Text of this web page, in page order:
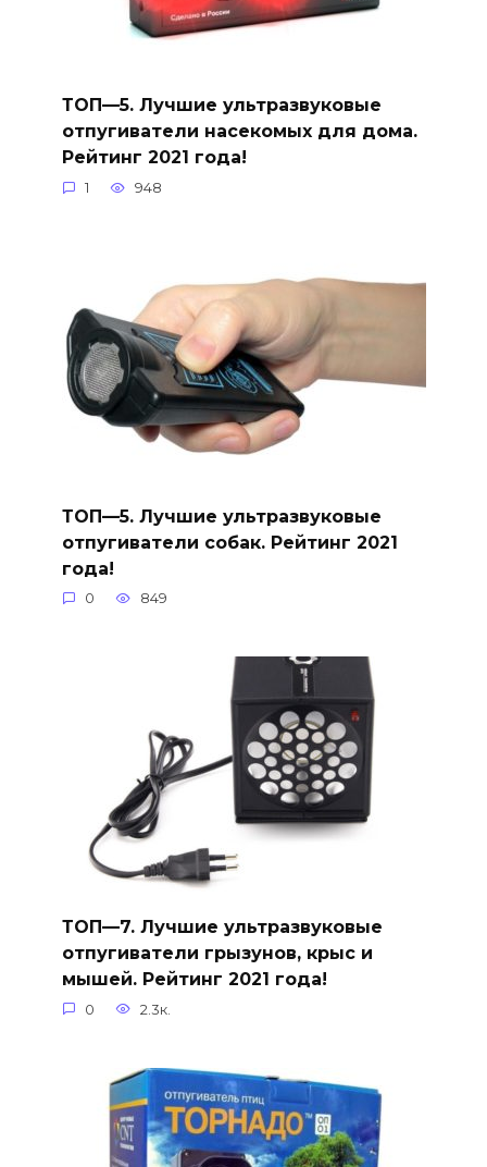
ТОП—5. Лучшие ультразвуковые
отпугиватели насекомых для дома.
Рейтинг 2021 года!
1 948
ТОП—5. Лучшие ультразвуковые
отпугиватели собак. Рейтинг 2021
года!
0 849
ТОП—7. Лучшие ультразвуковые
отпугиватели грызунов, крыс и
мышей. Рейтинг 2021 года!
0 2.3к.